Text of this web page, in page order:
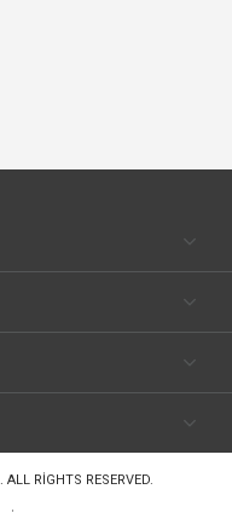
. ALL RIGHTS RESERVED.